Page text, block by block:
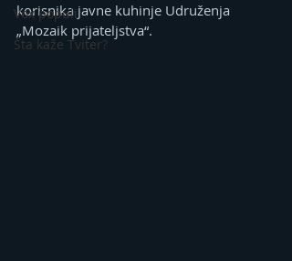
Vox populi
Šta kaže Tviter?
korisnika javne kuhinje Udruženja
„Mozaik prijateljstva“.